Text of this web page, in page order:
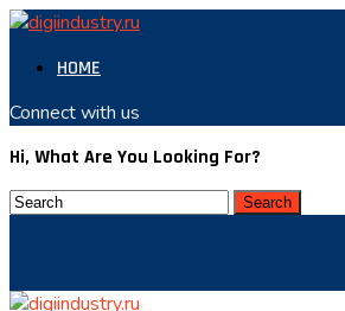
HOME
Connect with us
Hi, What Are You Looking For?